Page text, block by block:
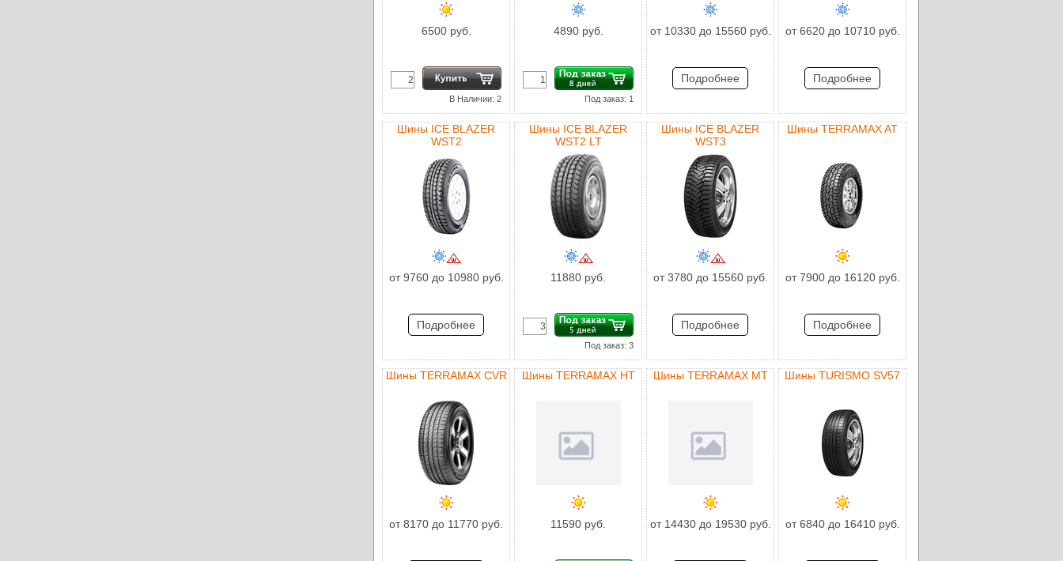
6500 руб.
В Наличии: 2
4890 руб.
Под заказ: 1
от 10330 до 15560 руб.
Подробнее
от 6620 до 10710 руб.
Подробнее
Шины ICE BLAZER
WST2
от 9760 до 10980 руб.
Подробнее
Шины ICE BLAZER
WST2 LT
11880 руб.
Под заказ: 3
Шины ICE BLAZER
WST3
от 3780 до 15560 руб.
Подробнее
Шины TERRAMAX AT
от 7900 до 16120 руб.
Подробнее
Шины TERRAMAX CVR
от 8170 до 11770 руб.
Шины TERRAMAX HT
11590 руб.
Шины TERRAMAX MT
от 14430 до 19530 руб.
Шины TURISMO SV57
от 6840 до 16410 руб.